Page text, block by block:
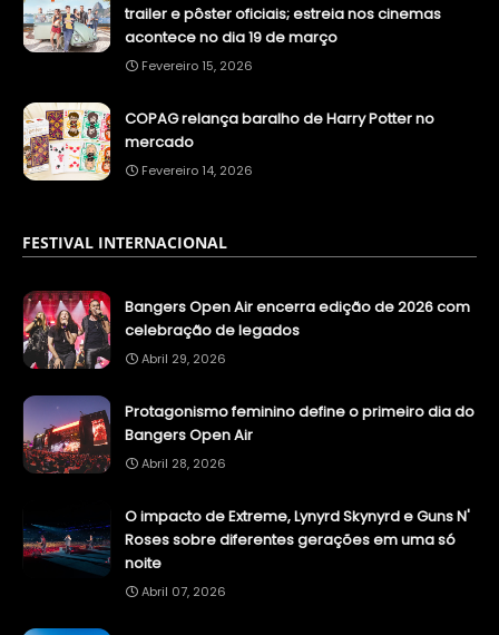
trailer e pôster oficiais; estreia nos cinemas
acontece no dia 19 de março
Fevereiro 15, 2026
COPAG relança baralho de Harry Potter no
mercado
Fevereiro 14, 2026
FESTIVAL INTERNACIONAL
Bangers Open Air encerra edição de 2026 com
celebração de legados
Abril 29, 2026
Protagonismo feminino define o primeiro dia do
Bangers Open Air
Abril 28, 2026
O impacto de Extreme, Lynyrd Skynyrd e Guns N'
Roses sobre diferentes gerações em uma só
noite
Abril 07, 2026